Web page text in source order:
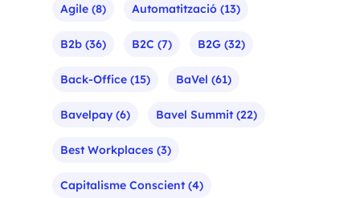
Agile (8) Automatització (13)
B2b (36) B2C (7) B2G (32)
Back-Office (15) BaVel (61)
Bavelpay (6) Bavel Summit(22)
Best Workplaces (3)
Capitalisme Conscient(4)